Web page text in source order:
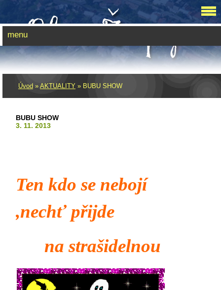
Úvod » AKTUALITY » BUBU SHOW
BUBU SHOW
3. 11. 2013
Ten kdo se nebojí
,nechť přijde
na strašidelnou
menu